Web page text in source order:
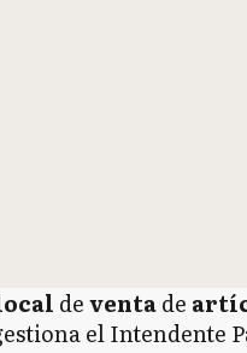
deventade
el Intendente